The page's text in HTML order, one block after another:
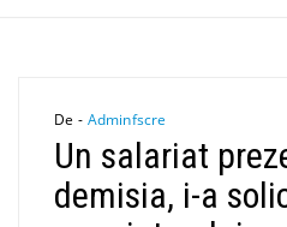
De - Adminfscre
Un salariat
demisia, i-a